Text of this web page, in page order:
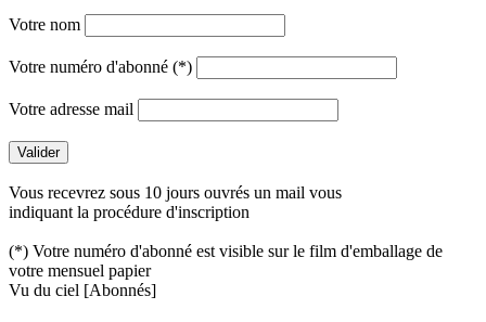
Votre nom
Votre numéro d'abonné (*)
Votre adresse mail
Vous recevrez sous 10 jours ouvrés un mail vous
indiquant la procédure d'inscription
(*) Votre numéro d'abonné est visible sur le film d'emballage de
votre mensuel papier
Vu du ciel [Abonnés]